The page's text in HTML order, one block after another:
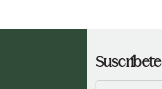
Suscríbete